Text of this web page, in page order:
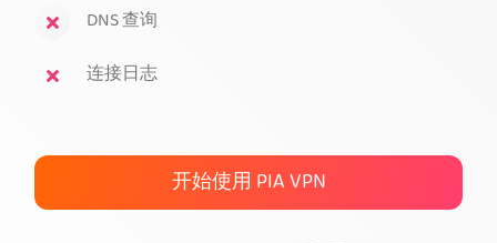
DNS 查询
连接日志
开始使用 PIA VPN